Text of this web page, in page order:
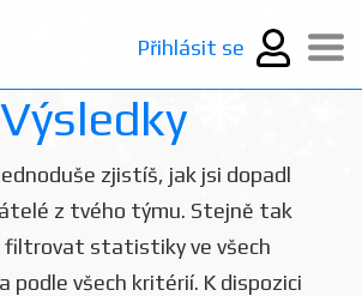
Přihlásit se
Výsledky
zjistíš, jak jsi dopadl
z tvého týmu. Stejně tak
filtrovat statistiky ve všech
podle všech kritérií. K dispozici